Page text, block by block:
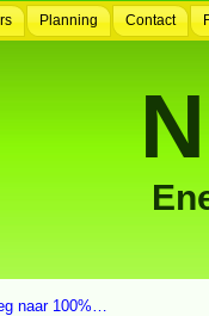
Planning Contact
naar 100%…